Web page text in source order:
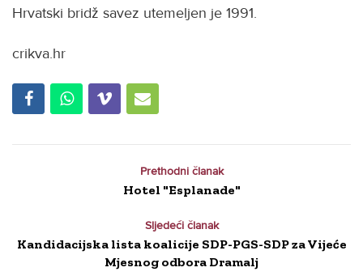
Hrvatski bridž savez utemeljen je 1991.
crikva.hr
Prethodni članak
Hotel "Esplanade"
Sljedeći članak
Kandidacijska lista koalicije SDP-PGS-SDP za Vijeće
Mjesnog odbora Dramalj